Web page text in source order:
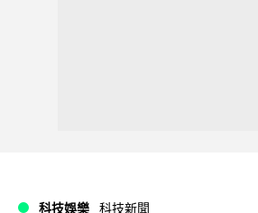
科技娛樂 科技新聞